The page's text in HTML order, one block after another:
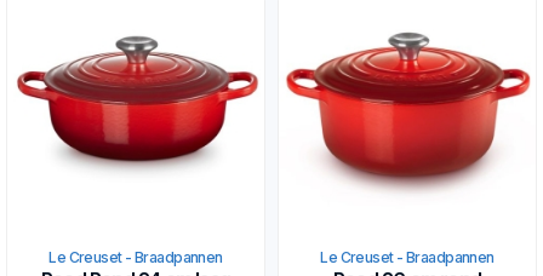
Le Creuset - Braadpannen Le Creuset - Braadpannen